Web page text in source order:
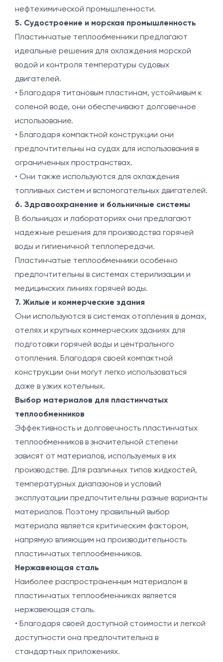
нефтехимической промышленности.
5. Судостроение и морская промышленность
Пластинчатые теплообменники предлагают
идеальные решения для охлаждения морской
водой и контроля температуры судовых
двигателей.
• Благодаря титановым пластинам, устойчивым к
соленой воде, они обеспечивают долговечное
использование.
• Благодаря компактной конструкции они
предпочтительны на судах для использования в
ограниченных пространствах.
• Они также используются для охлаждения
топливных систем и вспомогательных двигателей.
6. Здравоохранение и больничные системы
В больницах и лабораториях они предлагают
надежные решения для производства горячей
воды и гигиеничной теплопередачи.
Пластинчатые теплообменники особенно
предпочтительны в системах стерилизации и
медицинских линиях горячей воды.
7. Жилые и коммерческие здания
Они используются в системах отопления в домах,
отелях и крупных коммерческих зданиях для
подготовки горячей воды и центрального
отопления. Благодаря своей компактной
конструкции они могут легко использоваться
даже в узких котельных.
Выбор материалов для пластинчатых
теплообменников
Эффективность и долговечность пластинчатых
теплообменников в значительной степени
зависят от материалов, используемых в их
производстве. Для различных типов жидкостей,
температурных диапазонов и условий
эксплуатации предпочтительны разные варианты
материалов. Поэтому правильный выбор
материала является критическим фактором,
напрямую влияющим на производительность
пластинчатых теплообменников.
Нержавеющая сталь
Наиболее распространенным материалом в
пластинчатых теплообменниках является
нержавеющая сталь.
• Благодаря своей доступной стоимости и легкой
доступности она предпочтительна в
стандартных приложениях.